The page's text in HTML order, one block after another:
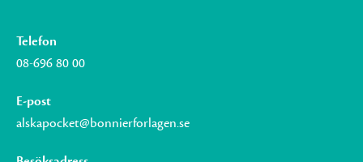
Telefon
08-696 80 00
E-post
alskapocket@bonnierforlagen.se